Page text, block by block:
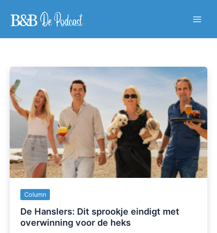
naar
inhoud
Column
De Hanslers: Dit sprookje eindigt met
overwinning voor de heks